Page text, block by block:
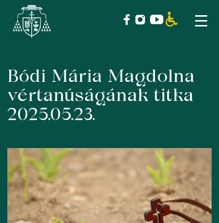
Skip
content
Bódi Mária Magdolna
vértanúságának titka
2025.05.23.